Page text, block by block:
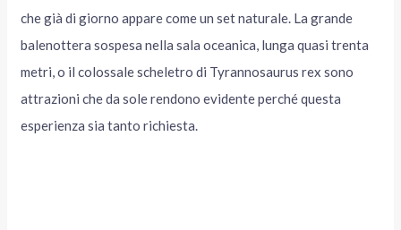
che già di giorno appare come un set naturale. La grande
balenottera sospesa nella sala oceanica, lunga quasi trenta
metri, o il colossale scheletro di Tyrannosaurus rex sono
attrazioni che da sole rendono evidente perché questa
esperienza sia tanto richiesta.